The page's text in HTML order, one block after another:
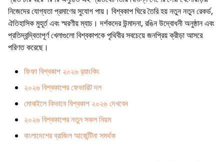
নিজেদের যোগ্যতা প্রমাণের সুযোগ পায়। বিশ্বকাপ ঘিরে তৈরি হয় নতুন নতুন রেকর্ড,
ঐতিহাসিক মুহূর্ত এবং স্মরণীয় ম্যাচ। দর্শকদের উন্মাদনা, রঙিন উদ্বোধনী অনুষ্ঠান এবং
প্রতিদ্বন্দ্বিতাপূর্ণ খেলাগুলো বিশ্বকাপকে পৃথিবীর সবচেয়ে জনপ্রিয় ক্রীড়া আসরে
পরিণত করেছে।
ফিফা বিশ্বকাপ ২০২৬ র‍্যাংকিং
২০২৬ বিশ্বকাপের ফেভারিট দল
মোবাইলে কিভাবে বিশ্বকাপ ২০২৬ দেখবেন
২০২৬ বিশ্বকাপের নতুন সকল নিয়ম
বাংলাদেশের ব্রাজিল আর্জেন্টিনা সমর্থক